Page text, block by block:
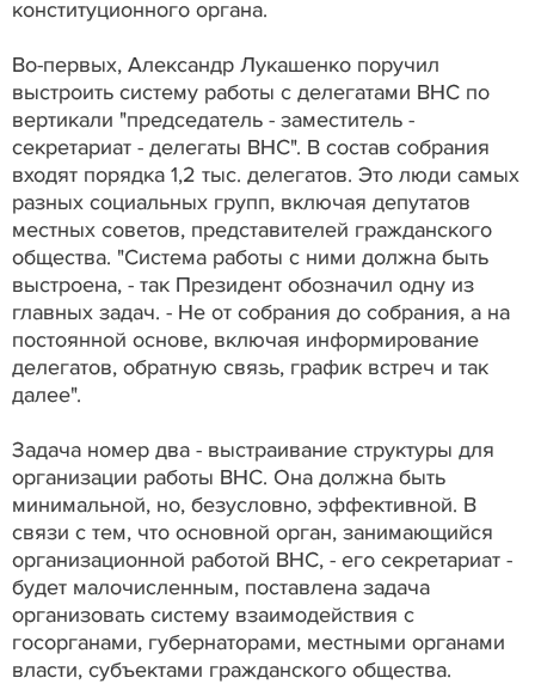
конституционного органа.
Во-первых, Александр Лукашенко поручил
выстроить систему работы с делегатами ВНС по
вертикали "председатель - заместитель -
секретариат - делегаты ВНС". В состав собрания
входят порядка 1,2 тыс. делегатов. Это люди самых
разных социальных групп, включая депутатов
местных советов, представителей гражданского
общества. "Система работы с ними должна быть
выстроена, - так Президент обозначил одну из
главных задач. - Не от собрания до собрания, а на
постоянной основе, включая информирование
делегатов, обратную связь, график встреч и так
далее".
Задача номер два - выстраивание структуры для
организации работы ВНС. Она должна быть
минимальной, но, безусловно, эффективной. В
связи с тем, что основной орган, занимающийся
организационной работой ВНС, - его секретариат -
будет малочисленным, поставлена задача
организовать систему взаимодействия с
госорганами, губернаторами, местными органами
власти, субъектами гражданского общества.